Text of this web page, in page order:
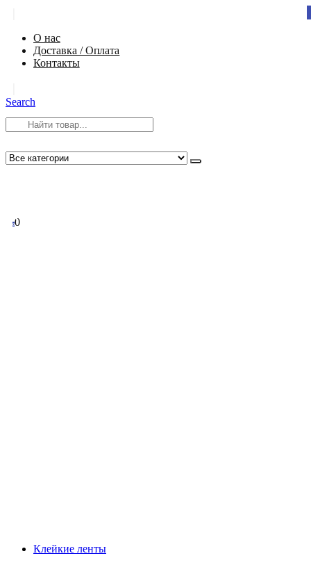
О нас
Доставка / Оплата
Контакты
Search
00
Клейкие ленты